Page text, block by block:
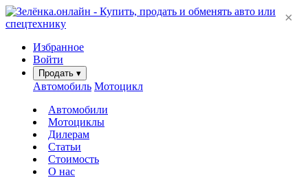
Избранное
Войти
Продать ▾
Автомобиль Мотоцикл
Автомобили
Мотоциклы
Дилерам
Статьи
Стоимость
О нас
×